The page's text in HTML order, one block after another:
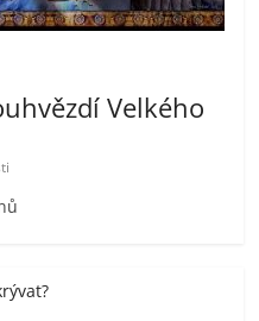
Velkého